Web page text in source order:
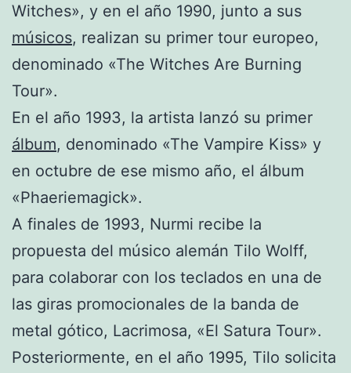
Witches», y en el año 1990, junto a sus
músicos, realizan su primer tour europeo,
denominado «The Witches Are Burning
Tour».
En el año 1993, la artista lanzó su primer
álbum, denominado «The Vampire Kiss» y
en octubre de ese mismo año, el álbum
«Phaeriemagick».
A finales de 1993, Nurmi recibe la
propuesta del músico alemán Tilo Wolff,
para colaborar con los teclados en una de
las giras promocionales de la banda de
metal gótico, Lacrimosa, «El Satura Tour».
Posteriormente, en el año 1995, Tilo solicita